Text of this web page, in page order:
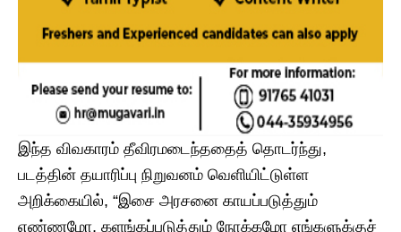
இந்த விவகாரம் தீவிரமடைந்ததைத் தொடர்ந்து,
படத்தின் தயாரிப்பு நிறுவனம் வெளியிட்டுள்ள
அறிக்கையில், “இசை அரசனை காயப்படுத்தும்
எண்ணமோ, களங்கப்படுத்தும் நோக்கமோ எங்களுக்குச்